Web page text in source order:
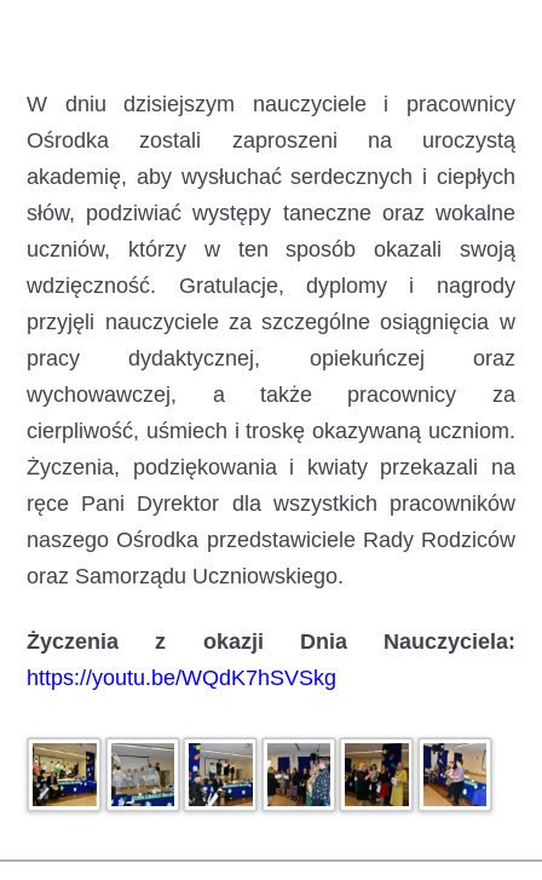
W dniu dzisiejszym nauczyciele i pracownicy
Ośrodka zostali zaproszeni na uroczystą
akademię, aby wysłuchać serdecznych i ciepłych
słów, podziwiać występy taneczne oraz wokalne
uczniów, którzy w ten sposób okazali swoją
wdzięczność. Gratulacje, dyplomy i nagrody
przyjęli nauczyciele za szczególne osiągnięcia w
pracy dydaktycznej, opiekuńczej oraz
wychowawczej, a także pracownicy za
cierpliwość, uśmiech i troskę okazywaną uczniom.
Życzenia, podziękowania i kwiaty przekazali na
ręce Pani Dyrektor dla wszystkich pracowników
naszego Ośrodka przedstawiciele Rady Rodziców
oraz Samorządu Uczniowskiego.
Życzenia z okazji Dnia Nauczyciela:
https://youtu.be/WQdK7hSVSkg